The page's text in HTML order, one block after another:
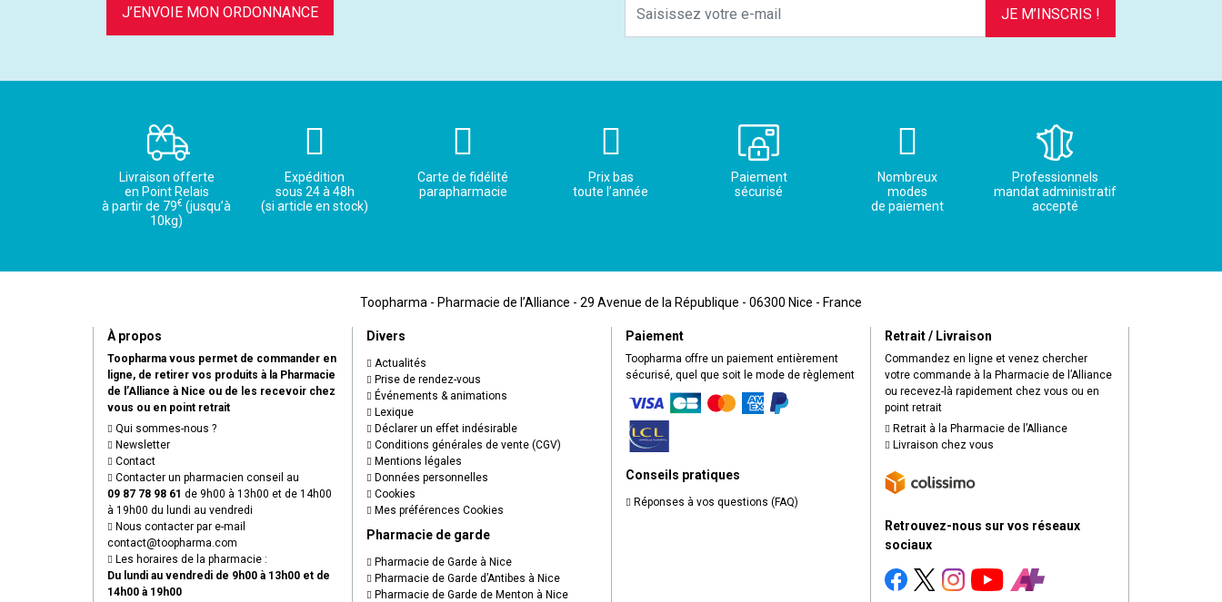
J’ENVOIE MON ORDONNANCE JE M’INSCRIS !
Livraison offerte
en Point Relais
à partir de 79€ (jusqu’à
10kg)
Expédition
sous 24 à 48h
(si article en stock)
Carte de fidélité
parapharmacie
Prix bas
toute l’année
Paiement
sécurisé
Nombreux
modes
de paiement
Professionnels
mandat administratif
accepté
Toopharma - Pharmacie de l’Alliance - 29 Avenue de la République - 06300 Nice - France
À propos
Toopharma vous permet de commander en
ligne, de retirer vos produits à la Pharmacie
de l’Alliance à Nice ou de les recevoir chez
vous ou en point retrait
Qui sommes-nous ?
Newsletter
Contact
Contacter un pharmacien conseil au
09 87 78 98 61 de 9h00 à 13h00 et de 14h00
à 19h00 du lundi au vendredi
Nous contacter par e-mail
contact@toopharma.com
Les horaires de la pharmacie :
Du lundi au vendredi de 9h00 à 13h00 et de
14h00 à 19h00
Divers
Actualités
Prise de rendez-vous
Événements & animations
Lexique
Déclarer un effet indésirable
Conditions générales de vente (CGV)
Mentions légales
Données personnelles
Cookies
Mes préférences Cookies
Pharmacie de garde
Pharmacie de Garde à Nice
Pharmacie de Garde d’Antibes à Nice
Pharmacie de Garde de Menton à Nice
Paiement
Toopharma offre un paiement entièrement
sécurisé, quel que soit le mode de règlement
Conseils pratiques
Réponses à vos questions (FAQ)
Retrait / Livraison
Commandez en ligne et venez chercher
votre commande à la Pharmacie de l’Alliance
ou recevez-là rapidement chez vous ou en
point retrait
Retrait à la Pharmacie de l’Alliance
Livraison chez vous
Retrouvez-nous sur vos réseaux
sociaux